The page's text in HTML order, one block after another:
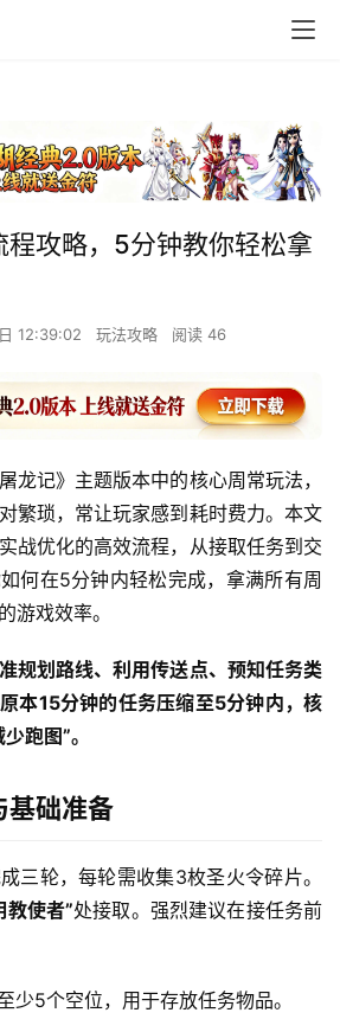
程攻略，5分钟教你轻松拿
12:39:02 玩法攻略 阅读 46
龙记》主题版本中的核心周常玩法，
繁琐，常让玩家感到耗时费力。本文
战优化的高效流程，从接取任务到交
何在5分钟内轻松完成，拿满所有周
游戏效率。
规划路线、利用传送点、预知任务类
本15分钟的任务压缩至5分钟内，核
跑图”。
基础准备
三轮，每轮需收集3枚圣火令碎片。
教使者”处接取。强烈建议在接任务前
少5个空位，用于存放任务物品。